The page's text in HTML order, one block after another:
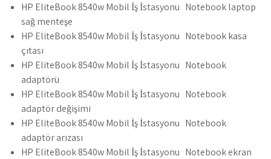
HP EliteBook 8540w Mobil İş İstasyonu Notebook laptop
sağ menteşe
HP EliteBook 8540w Mobil İş İstasyonu Notebook kasa
çıtası
HP EliteBook 8540w Mobil İş İstasyonu Notebook
adaptörü
HP EliteBook 8540w Mobil İş İstasyonu Notebook
adaptör değişimi
HP EliteBook 8540w Mobil İş İstasyonu Notebook
adaptör arızası
HP EliteBook 8540w Mobil İş İstasyonu Notebook ekran